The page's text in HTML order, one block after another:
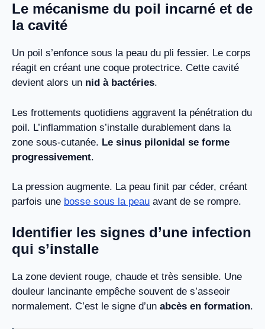
Le mécanisme du poil incarné et de
la cavité
Un poil s’enfonce sous la peau du pli fessier. Le corps
réagit en créant une coque protectrice. Cette cavité
devient alors un nid à bactéries.
Les frottements quotidiens aggravent la pénétration du
poil. L’inflammation s’installe durablement dans la
zone sous-cutanée. Le sinus pilonidal se forme
progressivement.
La pression augmente. La peau finit par céder, créant
parfois une bosse sous la peau avant de se rompre.
Identifier les signes d’une infection
qui s’installe
La zone devient rouge, chaude et très sensible. Une
douleur lancinante empêche souvent de s’asseoir
normalement. C’est le signe d’un abcès en formation.